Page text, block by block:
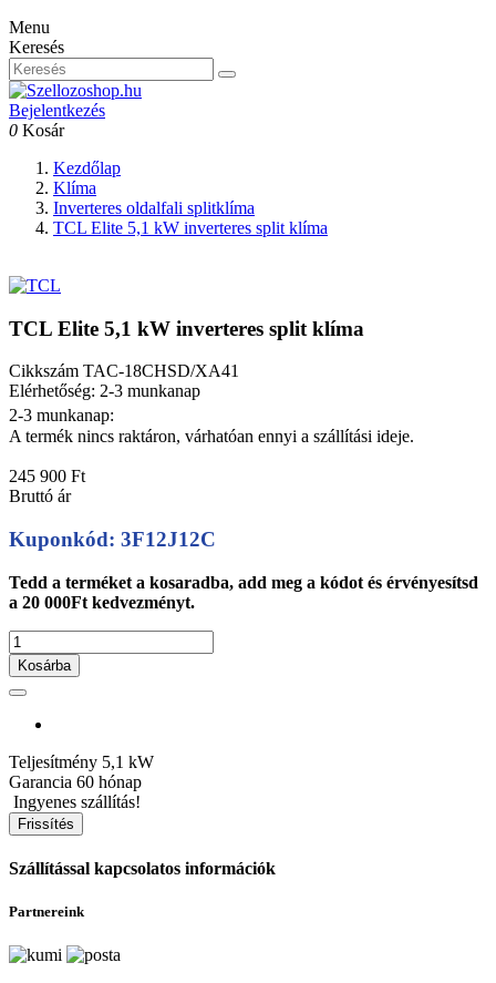
Menu
Keresés
Bejelentkezés
0 Kosár
Kezdőlap
Klíma
Inverteres oldalfali splitklíma
TCL Elite 5,1 kW inverteres split klíma
TCL Elite 5,1 kW inverteres split klíma
Cikkszám TAC-18CHSD/XA41
Elérhetőség: 2-3 munkanap
2-3 munkanap:
A termék nincs raktáron, várhatóan ennyi a szállítási ideje.
245 900 Ft
Bruttó ár
Kuponkód: 3F12J12C
Tedd a terméket a kosaradba, add meg a kódot és érvényesítsd
a 20 000Ft kedvezményt.
Kosárba
Teljesítmény 5,1 kW
Garancia 60 hónap
Ingyenes szállítás!
Szállítással kapcsolatos információk
Partnereink